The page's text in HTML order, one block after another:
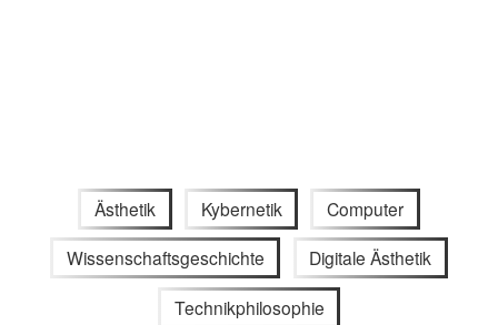
Ästhetik Kybernetik Computer
Wissenschaftsgeschichte Digitale Ästhetik
Technikphilosophie